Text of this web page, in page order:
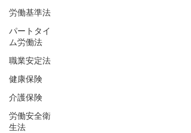
労働基準法
パートタイ
ム労働法
職業安定法
健康保険
介護保険
労働安全衛
生法